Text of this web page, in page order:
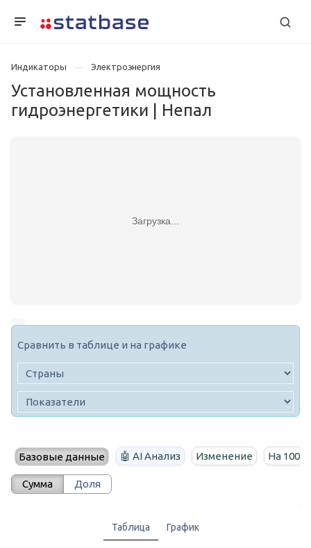
Индикаторы Электроэнергия
Установленная мощность
гидроэнергетики | Непал
Загрузка...
Сравнить в таблице и на графике
Базовые данные 🤖 AI Анализ Изменение На 100
Сумма Доля
Таблица График